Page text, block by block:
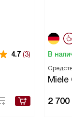
4.7 (3) В
Miele
2 700